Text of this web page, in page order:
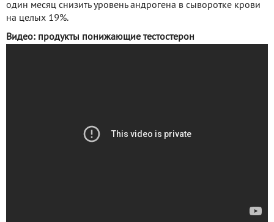
один месяц снизить уровень андрогена в сыворотке крови
на целых 19%.
Видео: продукты понижающие тестостерон